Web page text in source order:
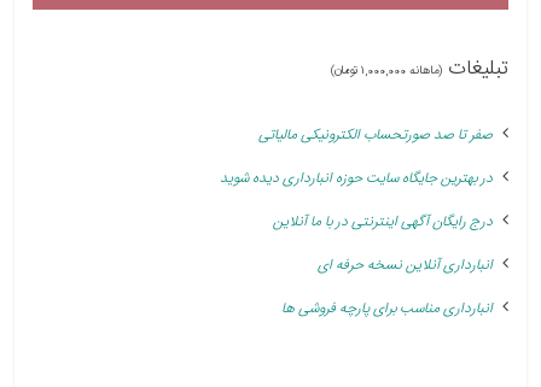
تبلیغات (ماهانه 1,000,000 تومان)
صفر تا صد صورتحساب الکترونیکی مالیاتی
در بهترین جایگاه سایت حوزه انبارداری دیده شوید
درج رایگان آگهی اینترنتی در با ما آنلاین
انبارداری آنلاین نسخه حرفه ای
انبارداری مناسب برای پارچه فروشی ها